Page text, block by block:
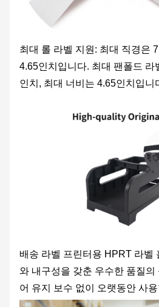
최대 롤 라벨 지원: 최대 직경은
4.65인치입니다. 최대 팬폴드 라
인치, 최대 너비는 4.65인치입니
배송 라벨 프린터용 HPRT 라벨
와 내구성을 갖춘 우수한 품질의
어 유지 보수 없이 오랫동안 사